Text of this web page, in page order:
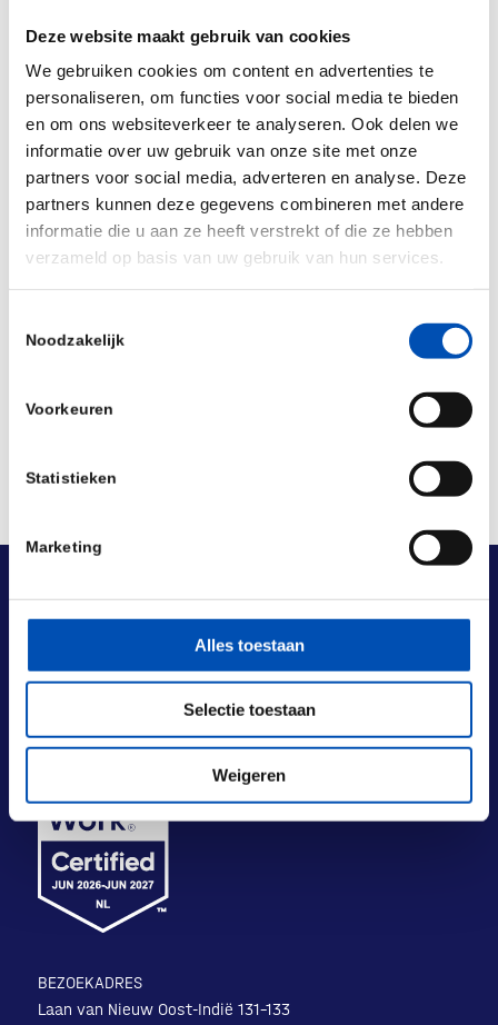
Deze website maakt gebruik van cookies
We gebruiken cookies om content en advertenties te
personaliseren, om functies voor social media te bieden
en om ons websiteverkeer te analyseren. Ook delen we
informatie over uw gebruik van onze site met onze
partners voor social media, adverteren en analyse. Deze
partners kunnen deze gegevens combineren met andere
informatie die u aan ze heeft verstrekt of die ze hebben
verzameld op basis van uw gebruik van hun services.
Noodzakelijk
Voorkeuren
Statistieken
Marketing
Alles toestaan
Selectie toestaan
Weigeren
van doorbraken in biologie, artificiële intelligentie
en automatisering en ondernemerschap. Daarom
is hollandbio het roerend eens met de oproep uit
het advies: het Nederlandse innovatiebeleid moet
ambitie tonen om biotech kennis door te vertalen
in producten waar de wereld op zit te wachten.
/
Deel dit stuk
BEZOEKADRES
Laan van Nieuw Oost-Indië 131-133